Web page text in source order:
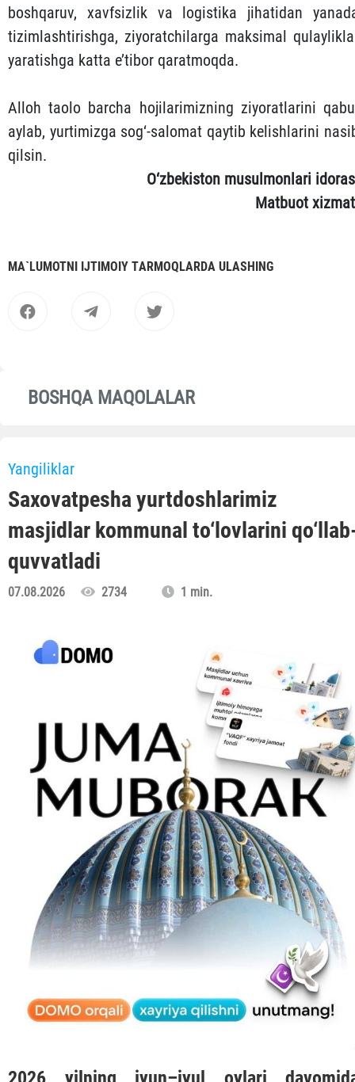
boshqaruv, xavfsizlik va logistika jihatidan
tizimlashtirishga, ziyoratchilarga maksimal
yaratishga katta e’tibor qaratmoqda.
Alloh taolo barcha hojilarimizning ziyoratlarini
aylab, yurtimizga sog‘-salomat qaytib kelishlarini
qilsin.
O‘zbekiston musulmonlari
Matbuot
MА`LUMOTNI IJTIMOIY TАRMOQLАRDА ULАSHING
BOSHQA MAQOLALAR
Yangiliklar
Saxovatpesha yurtdoshlarimiz
masjidlar kommunal to‘lovlarini
quvvatladi
07.08.2026 2734 1 min.